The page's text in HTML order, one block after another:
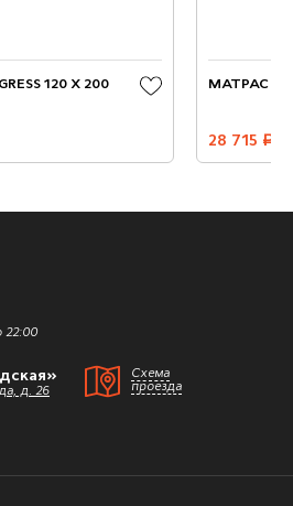
120 X 200
МАТРАС
28 715 руб.
22:00
д. 26
Схема
проезда